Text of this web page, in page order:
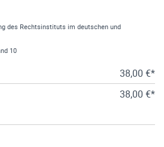
des Rechtsinstituts im deutschen und
10
38,00 €*
38,00 €*